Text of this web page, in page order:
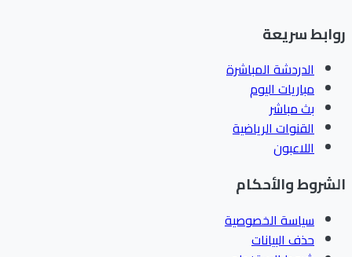
سريعة
الدردشة المباشرة
مباريات اليوم
بث مباشر
القنوات الرياضية
اللاعبون
والأحكام
سياسة الخصوصية
حذف البيانات